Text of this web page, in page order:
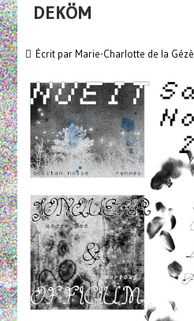
DEKÖM
Écrit par Marie-Charlotte de la